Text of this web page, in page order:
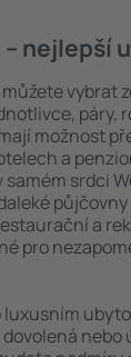
– nejlepší
vybrat
páry,
možnost
a
srdci
a
pro